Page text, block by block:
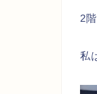
2
私